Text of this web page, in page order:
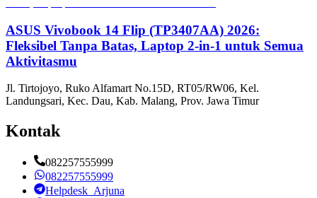
ASUS Vivobook 14 Flip (TP3407AA) 2026:
Fleksibel Tanpa Batas, Laptop 2-in-1 untuk Semua
Aktivitasmu
Jl. Tirtojoyo, Ruko Alfamart No.15D, RT05/RW06, Kel.
Landungsari, Kec. Dau, Kab. Malang, Prov. Jawa Timur
Kontak
082257555999
082257555999
Helpdesk_Arjuna